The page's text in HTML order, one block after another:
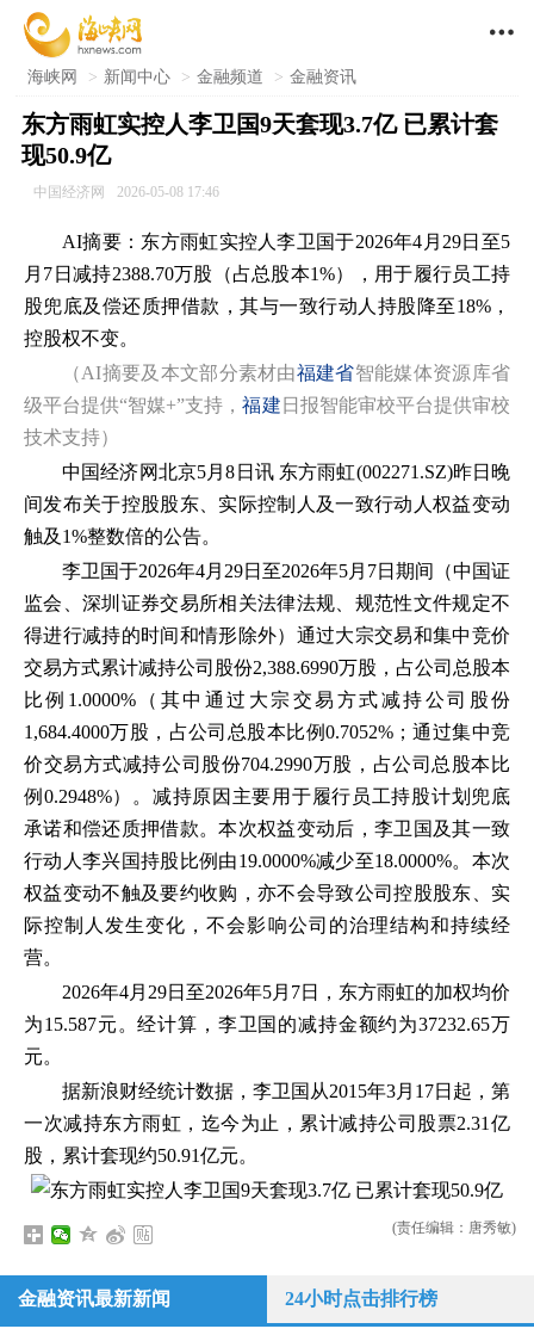

海峡网 > 新闻中心 > 金融频道 > 金融资讯
东方雨虹实控人李卫国9天套现3.7亿 已累计套
现50.9亿
中国经济网 2026-05-08 17:46
AI摘要：东方雨虹实控人李卫国于2026年4月29日至5
月7日减持2388.70万股（占总股本1%），用于履行员工持
股兜底及偿还质押借款，其与一致行动人持股降至18%，
控股权不变。
（AI摘要及本文部分素材由福建省智能媒体资源库省
级平台提供“智媒+”支持，福建 日报智能审校平台提供审校
技术支持）
中国经济网北京5月8日讯 东方雨虹(002271.SZ)昨日晚
间发布关于控股股东、实际控制人及一致行动人权益变动
触及1%整数倍的公告。
李卫国于2026年4月29日至2026年5月7日期间（中国证
监会、深圳证券交易所相关法律法规、规范性文件规定不
得进行减持的时间和情形除外）通过大宗交易和集中竞价
交易方式累计减持公司股份2,388.6990万股，占公司总股本
比例1.0000%（其中通过大宗交易方式减持公司股份
1,684.4000万股，占公司总股本比例0.7052%；通过集中竞
价交易方式减持公司股份704.2990万股，占公司总股本比
例0.2948%）。减持原因主要用于履行员工持股计划兜底
承诺和偿还质押借款。本次权益变动后，李卫国及其一致
行动人李兴国持股比例由19.0000%减少至18.0000%。本次
权益变动不触及要约收购，亦不会导致公司控股股东、实
际控制人发生变化，不会影响公司的治理结构和持续经
营。
2026年4月29日至2026年5月7日，东方雨虹的加权均价
为15.587元。经计算，李卫国的减持金额约为37232.65万
元。
据新浪财经统计数据，李卫国从2015年3月17日起，第
一次减持东方雨虹，迄今为止，累计减持公司股票2.31亿
股，累计套现约50.91亿元。
(责任编辑：唐秀敏)
金融资讯最新新闻 24小时点击排行榜